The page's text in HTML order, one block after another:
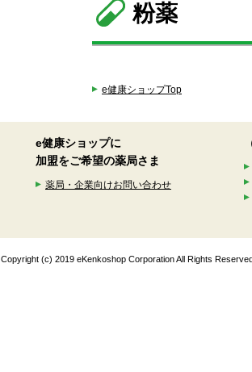
粉薬
e健康ショップTop
e健康ショップに
加盟をご希望の薬局さま
薬局・企業向けお問い合わせ
Copyright (c) 2019 eKenkoshop Corporation All Rights